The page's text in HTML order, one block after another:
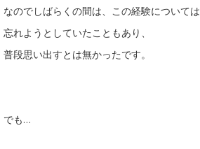
なのでしばらくの間は、この経験については
忘れようとしていたこともあり、
普段思い出すとは無かったです。
でも…